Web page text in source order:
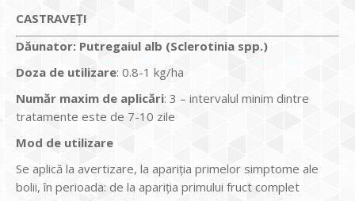
CASTRAVEȚI
Dăunator: Putregaiul alb (Sclerotinia spp.)
Doza de utilizare: 0.8-1 kg/ha
Număr maxim de aplicări: 3 – intervalul minim dintre
tratamente este de 7-10 zile
Mod de utilizare
Se aplică la avertizare, la apariţia primelor simptome ale
bolii, în perioada: de la apariţia primului fruct complet